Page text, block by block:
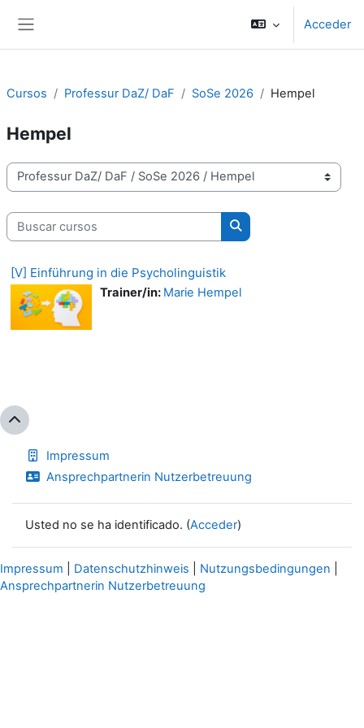
Acceder
Cursos Professur DaZ/ DaF SoSe 2026 Hempel
Hempel
Categorías
Buscar cursos
Buscar cursos
[V] Einführung in die Psycholinguistik
Trainer/in: Marie Hempel
Impressum
Ansprechpartnerin Nutzerbetreuung
Usted no se ha identificado. (Acceder)
Impressum Datenschutzhinweis Nutzungsbedingungen
Ansprechpartnerin Nutzerbetreuung